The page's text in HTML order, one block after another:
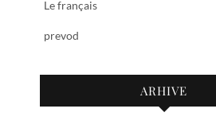
Le français
prevod
ARHIVE